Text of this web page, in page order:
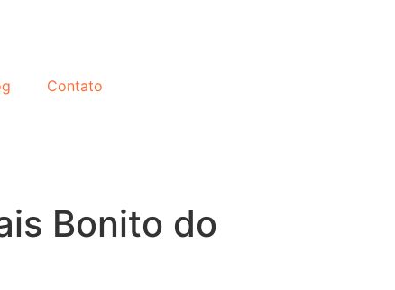
Contato
Bonito do